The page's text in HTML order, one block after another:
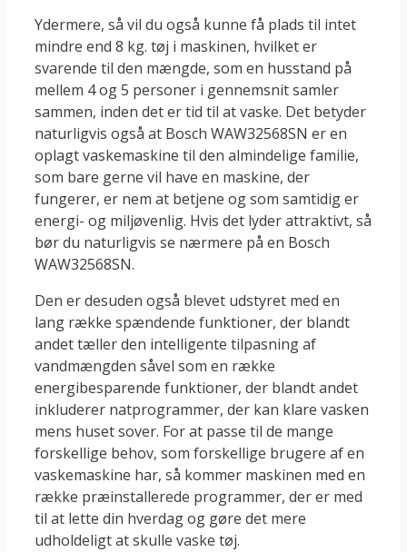
Ydermere, så vil du også kunne få plads til intet
mindre end 8 kg. tøj i maskinen, hvilket er
svarende til den mængde, som en husstand på
mellem 4 og 5 personer i gennemsnit samler
sammen, inden det er tid til at vaske. Det betyder
naturligvis også at Bosch WAW32568SN er en
oplagt vaskemaskine til den almindelige familie,
som bare gerne vil have en maskine, der
fungerer, er nem at betjene og som samtidig er
energi- og miljøvenlig. Hvis det lyder attraktivt, så
bør du naturligvis se nærmere på en Bosch
WAW32568SN.
Den er desuden også blevet udstyret med en
lang række spændende funktioner, der blandt
andet tæller den intelligente tilpasning af
vandmængden såvel som en række
energibesparende funktioner, der blandt andet
inkluderer natprogrammer, der kan klare vasken
mens huset sover. For at passe til de mange
forskellige behov, som forskellige brugere af en
vaskemaskine har, så kommer maskinen med en
række præinstallerede programmer, der er med
til at lette din hverdag og gøre det mere
udholdeligt at skulle vaske tøj.